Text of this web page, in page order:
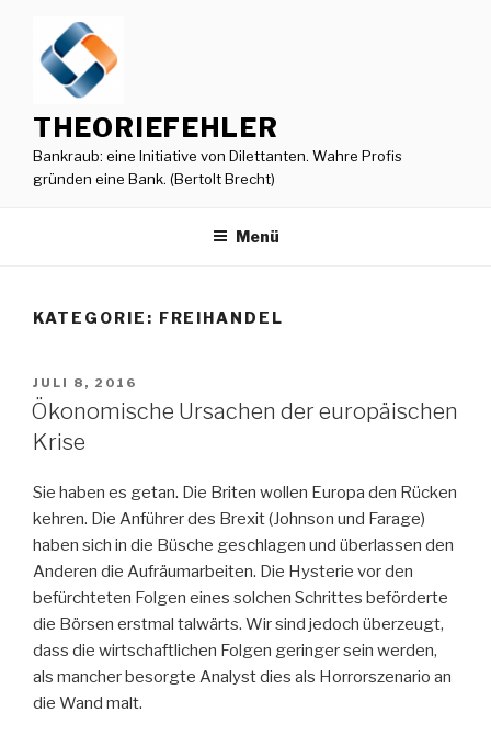
springen
THEORIEFEHLER
Bankraub: eine Initiative von Dilettanten. Wahre Profis
gründen eine Bank. (Bertolt Brecht)
Menü
KATEGORIE: FREIHANDEL
VERÖFFENTLICHT
AM
JULI 8, 2016
Ökonomische Ursachen der europäischen
Krise
Sie haben es getan. Die Briten wollen Europa den Rücken
kehren. Die Anführer des Brexit (Johnson und Farage)
haben sich in die Büsche geschlagen und überlassen den
Anderen die Aufräumarbeiten. Die Hysterie vor den
befürchteten Folgen eines solchen Schrittes beförderte
die Börsen erstmal talwärts. Wir sind jedoch überzeugt,
dass die wirtschaftlichen Folgen geringer sein werden,
als mancher besorgte Analyst dies als Horrorszenario an
die Wand malt.